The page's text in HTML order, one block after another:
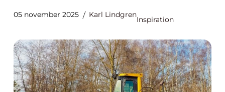
05 november 2025 Karl Lindgren
Inspiration